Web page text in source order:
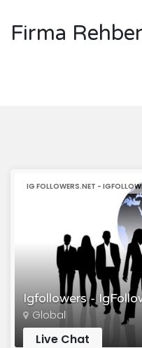
Firma
Igfollowers -
IG FOLLOWERS.NET -
Global
Live Chat